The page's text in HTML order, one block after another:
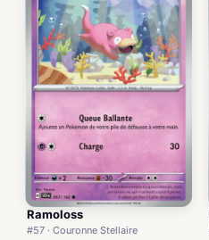
Ramoloss
#57 · Couronne Stellaire